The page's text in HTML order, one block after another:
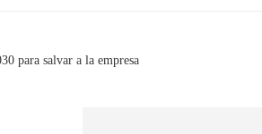
para salvar a la empresa